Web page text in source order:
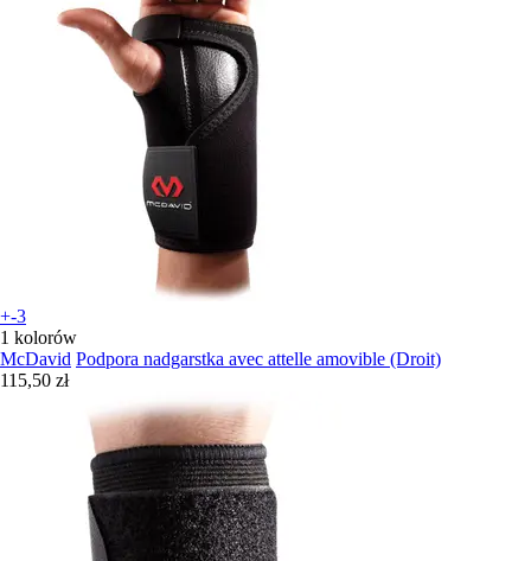
+-3
1 kolorów
McDavid Podpora nadgarstka avec attelle amovible (Droit)
115,50 zł